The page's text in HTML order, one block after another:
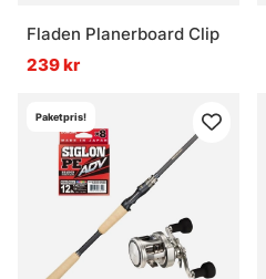
Fladen Planerboard Clip
239 kr
Paketpris!